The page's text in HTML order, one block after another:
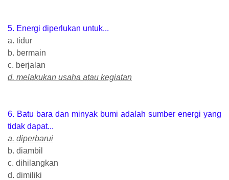
5. Energi diperlukan untuk...
a. tidur
b. bermain
c. berjalan
d. melakukan usaha atau kegiatan
6. Batu bara dan minyak bumi adalah sumber energi yang
tidak dapat...
a. diperbarui
b. diambil
c. dihilangkan
d. dimiliki